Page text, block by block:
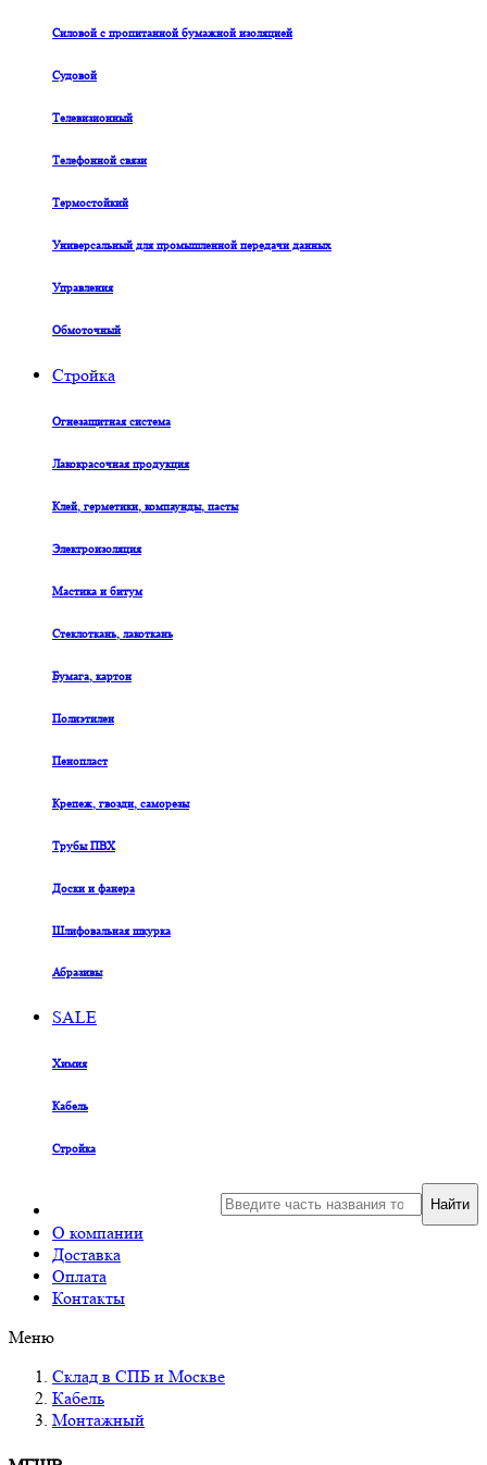
Силовой с пропитанной бумажной изоляцией
Судовой
Телевизионный
Телефонной связи
Термостойкий
Универсальный для промышленной передачи данных
Управления
Обмоточный
Стройка
Огнезащитная система
Лакокрасочная продукция
Клей, герметики, компаунды, пасты
Электроизоляция
Мастика и битум
Стеклоткань, лакоткань
Бумага, картон
Полиэтилен
Пенопласт
Крепеж, гвозди, саморезы
Трубы ПВХ
Доски и фанера
Шлифовальная шкурка
Абразивы
SALE
Химия
Кабель
Стройка
О компании
Доставка
Оплата
Контакты
Найти
Меню
Склад в СПБ и Москве
Кабель
Монтажный